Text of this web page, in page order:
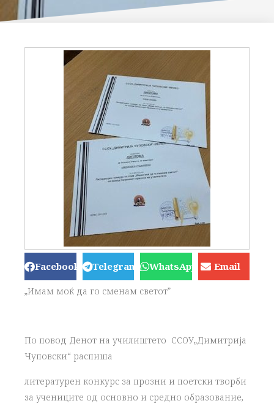
Facebook Telegram WhatsApp Email
„Имам моќ да го сменам светот”
По повод Денот на училиштето ССОУ„Димитрија
Чуповски“ распиша
литературен конкурс за прозни и поетски творби
за учениците од основно и средно образование,